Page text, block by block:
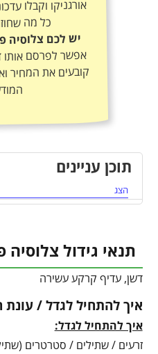
כל מה
יש לכם צלוסיה
אפשר לפרסם אותו
קובעים את המחיר
תוכן עניינים
הצג
תנאי גידול צלוסיה
דשן, עדיף קרקע עשירה
איך להתחיל לגדל /
איך להתחיל לגדל:
זרעים / שתילים / סטרטרים